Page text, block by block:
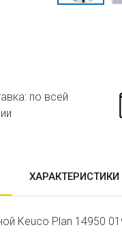
по всей
ХАРАКТЕРИСТИКИ
Keuco Plan 14950